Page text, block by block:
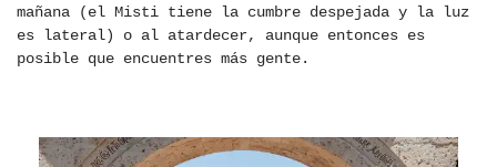
mañana (el Misti tiene la cumbre despejada y la luz
es lateral) o al atardecer, aunque entonces es
posible que encuentres más gente.